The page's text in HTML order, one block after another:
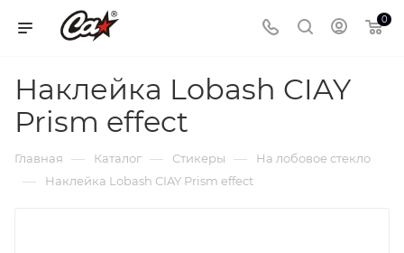
0
Наклейка Lobash CIAY
Prism effect
Главная — Каталог — Стикеры — На лобовое стекло
— Наклейка Lobash CIAY Prism effect